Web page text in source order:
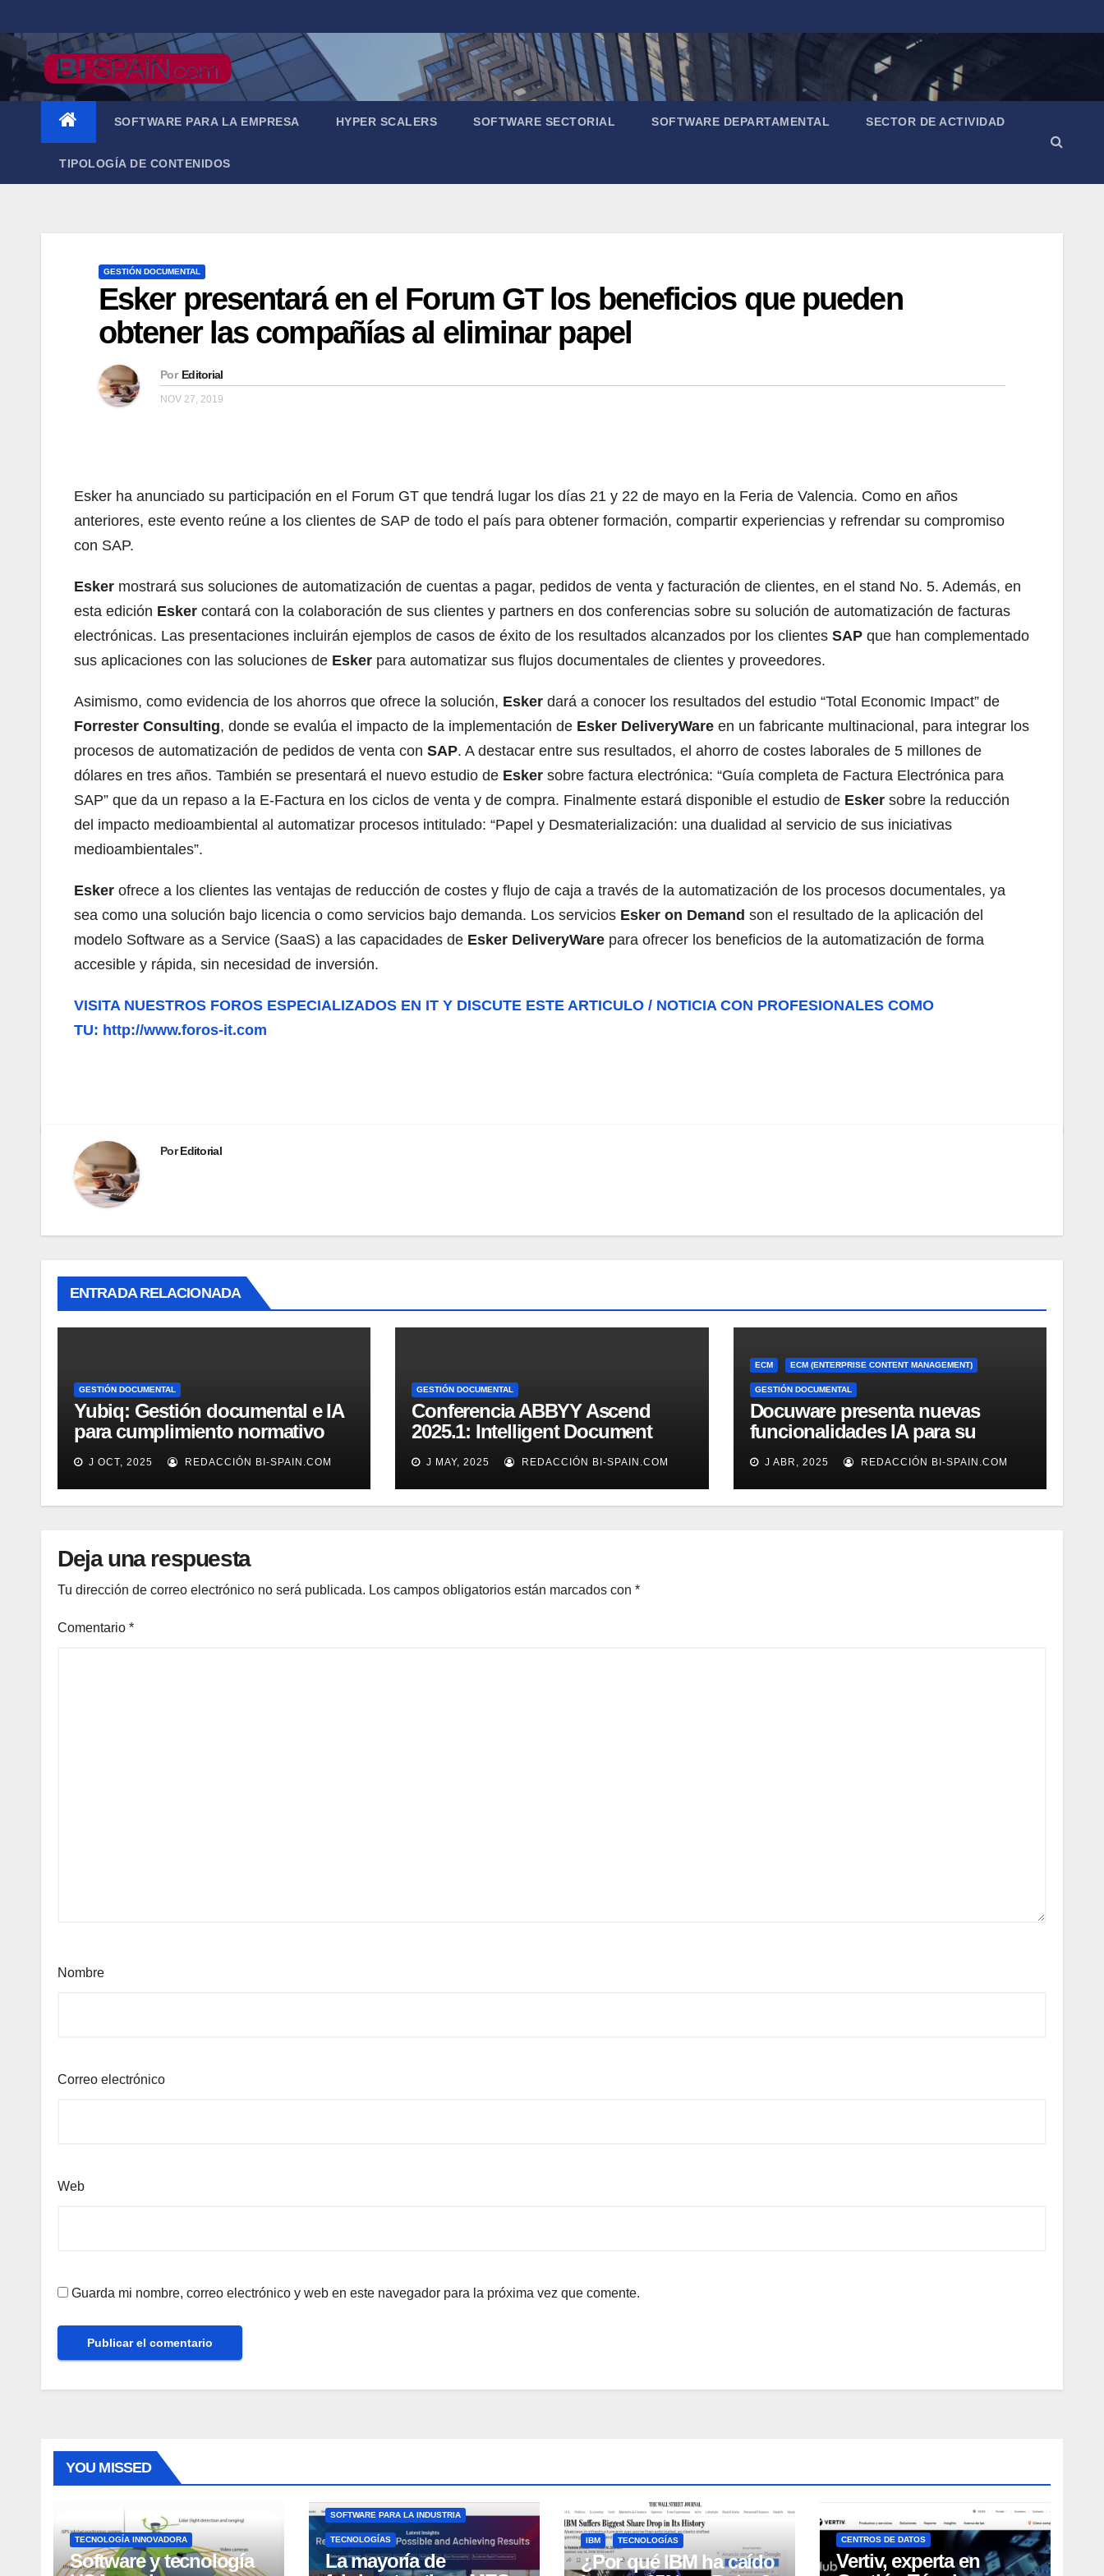
al
contenido
SOFTWARE PARA LA EMPRESA HYPER SCALERS SOFTWARE SECTORIAL SOFTWARE DEPARTAMENTAL SECTOR DE ACTIVIDAD
TIPOLOGÍA DE CONTENIDOS
GESTIÓN DOCUMENTAL
Esker presentará en el Forum GT los beneficios que pueden
obtener las compañías al eliminar papel
Por Editorial
NOV 27, 2019
Esker ha anunciado su participación en el Forum GT que tendrá lugar los días 21 y 22 de mayo en la Feria de Valencia. Como en años
anteriores, este evento reúne a los clientes de SAP de todo el país para obtener formación, compartir experiencias y refrendar su compromiso
con SAP.
Esker mostrará sus soluciones de automatización de cuentas a pagar, pedidos de venta y facturación de clientes, en el stand No. 5. Además, en
esta edición Esker contará con la colaboración de sus clientes y partners en dos conferencias sobre su solución de automatización de facturas
electrónicas. Las presentaciones incluirán ejemplos de casos de éxito de los resultados alcanzados por los clientes SAP que han complementado
sus aplicaciones con las soluciones de Esker para automatizar sus flujos documentales de clientes y proveedores.
Asimismo, como evidencia de los ahorros que ofrece la solución, Esker dará a conocer los resultados del estudio “Total Economic Impact” de
Forrester Consulting, donde se evalúa el impacto de la implementación de Esker DeliveryWare en un fabricante multinacional, para integrar los
procesos de automatización de pedidos de venta con SAP. A destacar entre sus resultados, el ahorro de costes laborales de 5 millones de
dólares en tres años. También se presentará el nuevo estudio de Esker sobre factura electrónica: “Guía completa de Factura Electrónica para
SAP” que da un repaso a la E-Factura en los ciclos de venta y de compra. Finalmente estará disponible el estudio de Esker sobre la reducción
del impacto medioambiental al automatizar procesos intitulado: “Papel y Desmaterialización: una dualidad al servicio de sus iniciativas
medioambientales”.
Esker ofrece a los clientes las ventajas de reducción de costes y flujo de caja a través de la automatización de los procesos documentales, ya
sea como una solución bajo licencia o como servicios bajo demanda. Los servicios Esker on Demand son el resultado de la aplicación del
modelo Software as a Service (SaaS) a las capacidades de Esker DeliveryWare para ofrecer los beneficios de la automatización de forma
accesible y rápida, sin necesidad de inversión.
VISITA NUESTROS FOROS ESPECIALIZADOS EN IT Y DISCUTE ESTE ARTICULO / NOTICIA CON PROFESIONALES COMO
TU: http://www.foros-it.com
PorEditorial
ENTRADA RELACIONADA
GESTIÓN DOCUMENTAL
Yubiq: Gestión documental e IA
para cumplimiento normativo
(Demo)
J OCT, 2025 REDACCIÓN BI-SPAIN.COM
GESTIÓN DOCUMENTAL
Conferencia ABBYY Ascend
2025.1: Intelligent Document
Processing a tope
J MAY, 2025 REDACCIÓN BI-SPAIN.COM
ECM ECM (ENTERPRISE CONTENT MANAGEMENT)
GESTIÓN DOCUMENTAL
Docuware presenta nuevas
funcionalidades IA para su
gestión documental
J ABR, 2025 REDACCIÓN BI-SPAIN.COM
Deja una respuesta
Tu dirección de correo electrónico no será publicada. Los campos obligatorios están marcados con *
Comentario *
Nombre
Correo electrónico
Web
Guarda mi nombre, correo electrónico y web en este navegador para la próxima vez que comente.
YOU MISSED
TECNOLOGÍA INNOVADORA
Software y tecnología
SOFTWARE PARA LA INDUSTRIA
TECNOLOGÍAS
La mayoría de
IBM TECNOLOGÍAS
¿Por qué IBM ha caído
CENTROS DE DATOS
Vertiv, experta en